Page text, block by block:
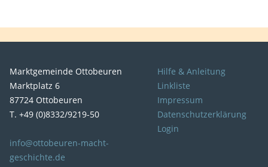
Marktgemeinde Ottobeuren
Marktplatz 6
87724 Ottobeuren
T. +49 (0)8332/9219-50
info@ottobeuren-macht-
geschichte.de
Hilfe & Anleitung
Linkliste
Impressum
Datenschutzerklärung
Login